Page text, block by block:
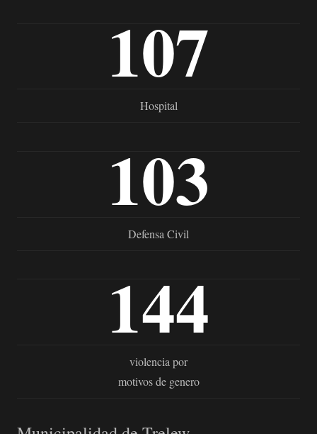
107
Hospital
103
Defensa Civil
144
violencia por
motivos de genero